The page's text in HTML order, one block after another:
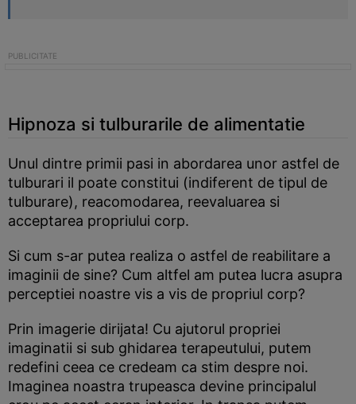
Hipnoza si tulburarile de alimentatie
Unul dintre primii pasi in abordarea unor astfel de
tulburari il poate constitui (indiferent de tipul de
tulburare), reacomodarea, reevaluarea si
acceptarea propriului corp.
Si cum s-ar putea realiza o astfel de reabilitare a
imaginii de sine? Cum altfel am putea lucra asupra
perceptiei noastre vis a vis de propriul corp?
Prin imagerie dirijata! Cu ajutorul propriei
imaginatii si sub ghidarea terapeutului, putem
redefini ceea ce credeam ca stim despre noi.
Imaginea noastra trupeasca devine principalul